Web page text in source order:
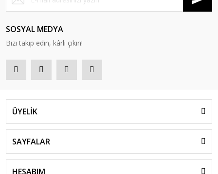
SOSYAL MEDYA
Bizi takip edin, kârlı çıkın!
ÜYELİK
SAYFALAR
HESABIM